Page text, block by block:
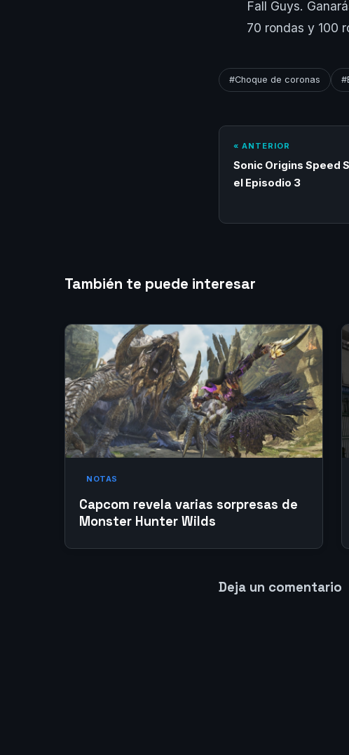
Fall Guys.
70 rondas y 100
#Choque de coronas
« ANTERIOR
Sonic Origins Speed
el Episodio 3
También te puede interesar
NOTAS
Capcom revela varias sorpresas de
Monster Hunter Wilds
Deja un comentario